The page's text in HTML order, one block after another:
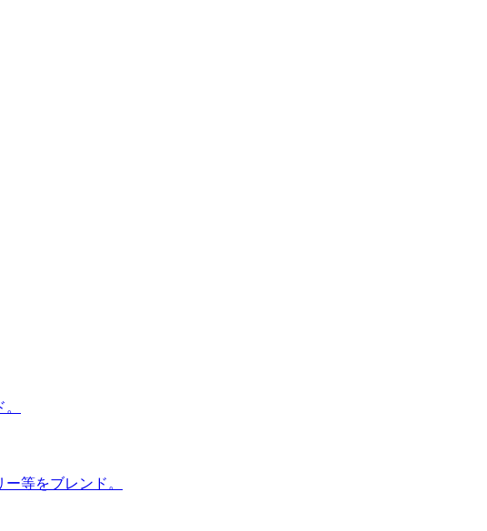
等をブレンド。